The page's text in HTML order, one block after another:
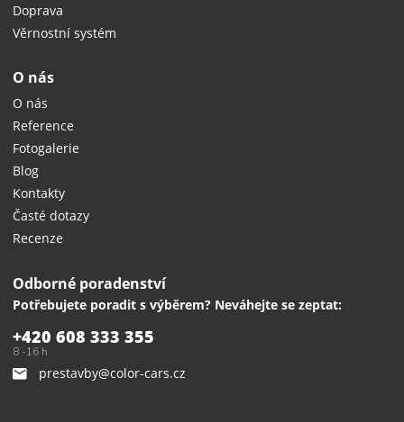
Doprava
Věrnostní systém
O nás
O nás
Reference
Fotogalerie
Blog
Kontakty
Časté dotazy
Recenze
Odborné poradenství
Potřebujete poradit s výběrem? Neváhejte se zeptat:
+420 608 333 355
8 -16 h
prestavby@color-cars.cz